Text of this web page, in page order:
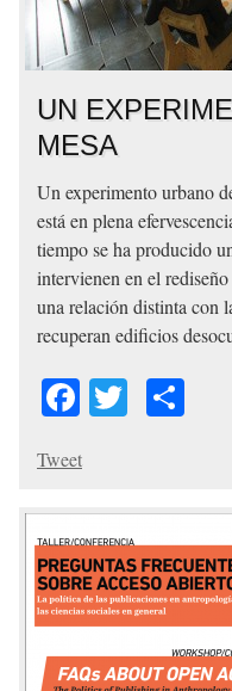
UN
MESA
Un experimento urbano
está en plena
tiempo se ha producido
intervienen en el
una relación distinta con
recuperan edificios
Facebook
Twitter
Tweet